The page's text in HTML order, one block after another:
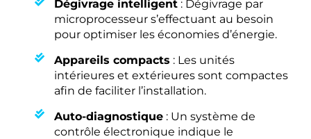
Dégivrage intelligent: Dégivrage par
microprocesseur s’effectuant au besoin
pour optimiser les économies d’énergie.
Appareils compacts : Les unités
intérieures et extérieures sont compactes
afin de faciliter l’installation.
Auto-diagnostique: Un système de
contrôle électronique indique le